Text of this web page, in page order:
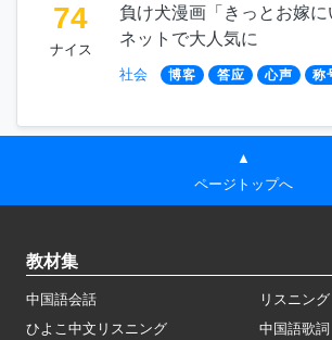
74
ナイス
負け犬漫画「きっとお嫁
ネットで大人気に
社会 博客 答应 心声 称
▲
ページトップへ
教材集
中国語会話
リスニング
ひよこ中文リスニング
中国語歌詞